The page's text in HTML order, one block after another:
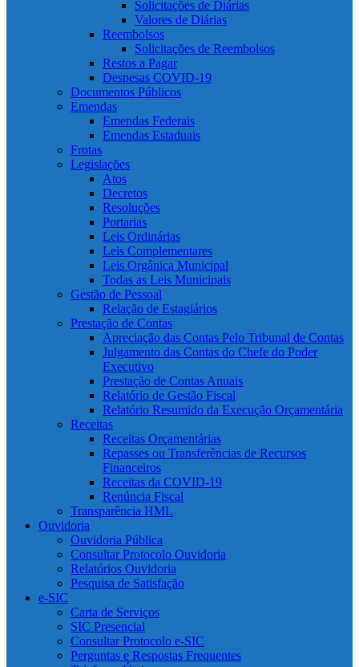
Solicitações de Diárias
Valores de Diárias
Reembolsos
Solicitações de Reembolsos
Restos a Pagar
Despesas COVID-19
Documentos Públicos
Emendas
Emendas Federais
Emendas Estaduais
Frotas
Legislações
Atos
Decretos
Resoluções
Portarias
Leis Ordinárias
Leis Complementares
Leis Orgânica Municipal
Todas as Leis Municipais
Gestão de Pessoal
Relação de Estagiários
Prestação de Contas
Apreciação das Contas Pelo Tribunal de Contas
Julgamento das Contas do Chefe do Poder
Executivo
Prestação de Contas Anuais
Relatório de Gestão Fiscal
Relatório Resumido da Execução Orçamentária
Receitas
Receitas Orçamentárias
Repasses ou Transferências de Recursos
Financeiros
Receitas da COVID-19
Renúncia Fiscal
Transparência HML
Ouvidoria
Ouvidoria Pública
Consultar Protocolo Ouvidoria
Relatórios Ouvidoria
Pesquisa de Satisfação
e-SIC
Carta de Serviços
SIC Presencial
Consultar Protocolo e-SIC
Perguntas e Respostas Frequentes